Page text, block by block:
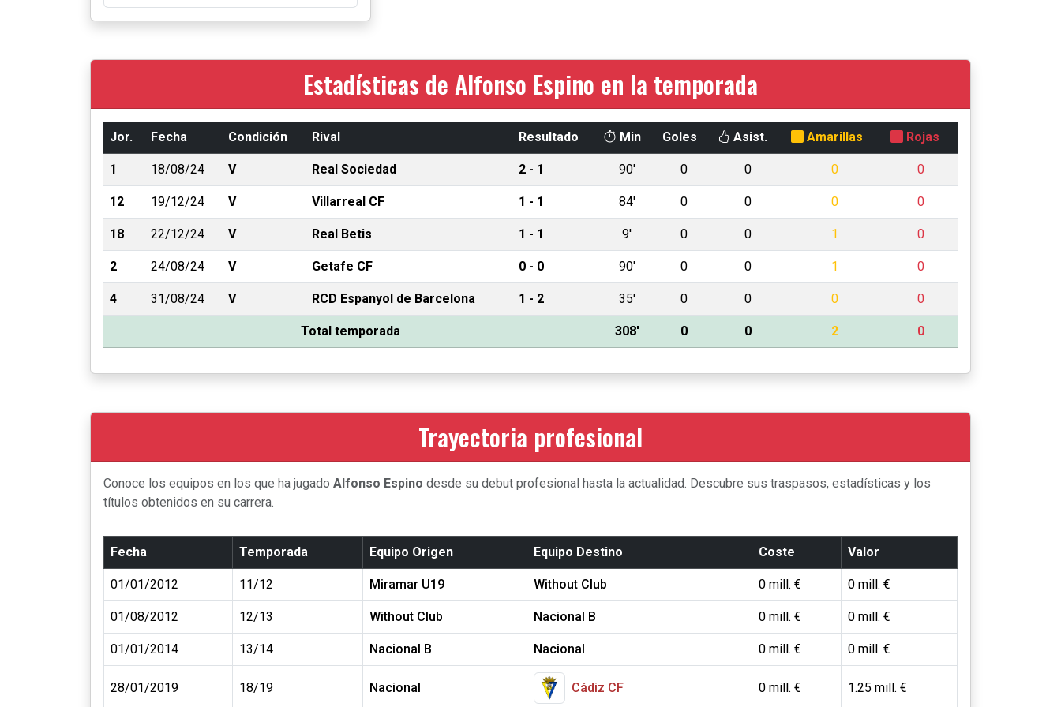
Estadísticas de Alfonso Espino en la temporada
Jor. Fecha Condición Rival Resultado Min Goles Asist. Amarillas Rojas
1 18/08/24 V Real Sociedad 2 - 1 90' 0 0 0 0
12 19/12/24 V Villarreal CF 1 - 1 84' 0 0 0 0
18 22/12/24 V Real Betis 1 - 1 9' 0 0 1 0
2 24/08/24 V Getafe CF 0 - 0 90' 0 0 1 0
4 31/08/24 V RCD Espanyol de Barcelona 1 - 2 35' 0 0 0 0
Total temporada 308' 0 0 2 0
Trayectoria profesional
Conoce los equipos en los que ha jugado Alfonso Espino desde su debut profesional hasta la actualidad. Descubre sus traspasos, estadísticas y los
títulos obtenidos en su carrera.
Fecha Temporada Equipo Origen Equipo Destino Coste Valor
01/01/2012 11/12 Miramar U19 Without Club 0 mill. € 0 mill. €
01/08/2012 12/13 Without Club Nacional B 0 mill. € 0 mill. €
01/01/2014 13/14 Nacional B Nacional 0 mill. € 0 mill. €
28/01/2019 18/19 Nacional Cádiz CF 0 mill. € 1.25 mill. €